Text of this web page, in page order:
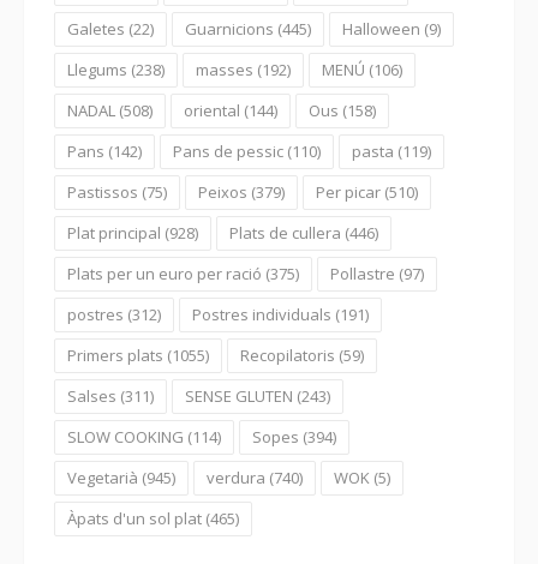
Galetes (22) Guarnicions (445) Halloween (9)
Llegums (238) masses (192) MENÚ (106)
NADAL (508) oriental (144) Ous (158)
Pans (142) Pans de pessic (110) pasta (119)
Pastissos (75) Peixos (379) Per picar (510)
Plat principal (928) Plats de cullera (446)
Plats per un euro per ració (375) Pollastre (97)
postres (312) Postres individuals (191)
Primers plats (1055) Recopilatoris (59)
Salses (311) SENSE GLUTEN (243)
SLOW COOKING (114) Sopes (394)
Vegetarià (945) verdura (740) WOK (5)
Àpats d'un sol plat (465)